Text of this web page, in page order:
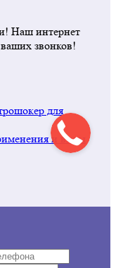
Наш интернет
звонков!
для
и виды